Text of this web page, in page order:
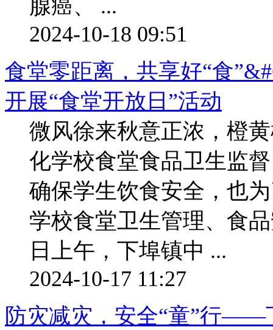
腺癌、 ...
2024-10-18 09:51
食堂零距离，共享好“食
开展“食堂开放日”活动
微风徐来秋意正浓，橙
化学校食堂食品卫生监
确保学生饮食安全，也
学校食堂卫生管理、食
日上午，下埠镇中 ...
2024-10-17 11:27
防灾减灾，安全“童”行——